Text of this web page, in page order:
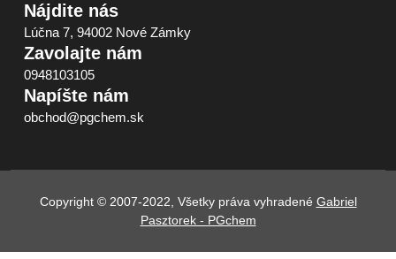
Nájdite nás
Lúčna 7, 94002 Nové Zámky
Zavolajte nám
0948103105
Napíšte nám
obchod@pgchem.sk
Copyright © 2007-2022, Všetky práva vyhradené Gabriel
Pasztorek - PGchem